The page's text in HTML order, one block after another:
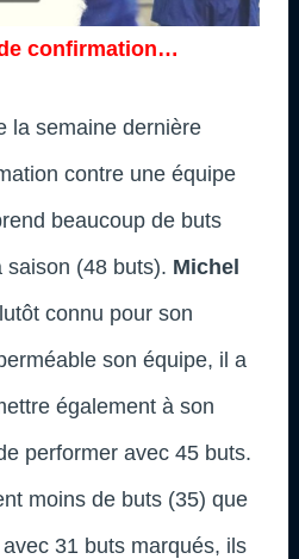
confirmation…
la semaine dernière
contre une équipe
beaucoup de buts
saison (48 buts). Michel
connu pour son
son équipe, il a
également à son
performer avec 45 buts.
moins de buts (35) que
31 buts marqués, ils